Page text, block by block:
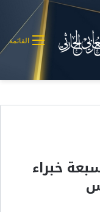
القائمة
خبراء